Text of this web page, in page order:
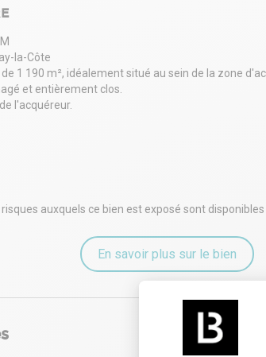
la-Côte
1 190 m², idéalement situé au sein de la zone
et entièrement clos.
l'acquéreur.
opportunité pour implanter votre activité
auxquels ce bien est exposé sont
En savoir plus sur le bien